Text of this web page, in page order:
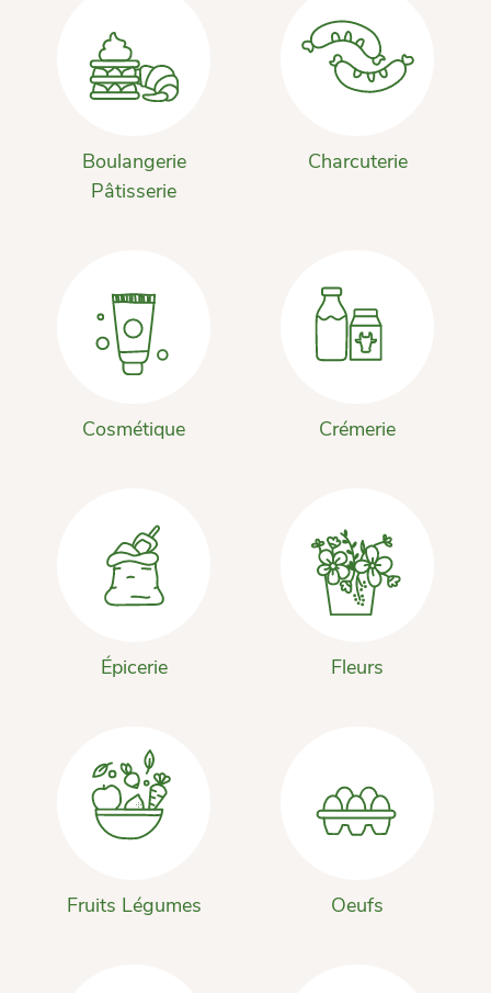
Boulangerie
Pâtisserie
Charcuterie
Cosmétique Crémerie
Épicerie Fleurs
Fruits Légumes Oeufs